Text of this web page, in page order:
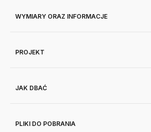
WYMIARY ORAZ INFORMACJE
PROJEKT
JAK DBAĆ
PLIKI DO POBRANIA